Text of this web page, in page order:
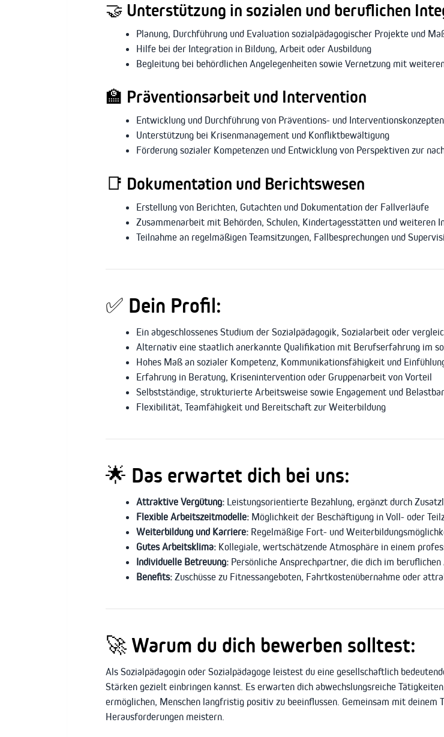
🤝 Unterstützung in sozialen und beruflichen
Planung, Durchführung und Evaluation sozialpädagogischer Projekte und
Hilfe bei der Integration in Bildung, Arbeit oder Ausbildung
Begleitung bei behördlichen Angelegenheiten sowie Vernetzung mit
🏫 Präventionsarbeit und Intervention
Entwicklung und Durchführung von Präventions- und Interventionskonzepten
Unterstützung bei Krisenmanagement und Konfliktbewältigung
Förderung sozialer Kompetenzen und Entwicklung von Perspektiven zur
📑 Dokumentation und Berichtswesen
Erstellung von Berichten, Gutachten und Dokumentation der Fallverläufe
Zusammenarbeit mit Behörden, Schulen, Kindertagesstätten und weiteren
Teilnahme an regelmäßigen Teamsitzungen, Fallbesprechungen und
✅ Dein Profil:
Ein abgeschlossenes Studium der Sozialpädagogik, Sozialarbeit oder
Alternativ eine staatlich anerkannte Qualifikation mit Berufserfahrung im
Hohes Maß an sozialer Kompetenz, Kommunikationsfähigkeit und
Erfahrung in Beratung, Krisenintervention oder Gruppenarbeit von Vorteil
Selbstständige, strukturierte Arbeitsweise sowie Engagement und
Flexibilität, Teamfähigkeit und Bereitschaft zur Weiterbildung
🌟 Das erwartet dich bei uns:
Attraktive Vergütung: Leistungsorientierte Bezahlung, ergänzt durch
Flexible Arbeitszeitmodelle: Möglichkeit der Beschäftigung in Voll- oder
Weiterbildung und Karriere: Regelmäßige Fort- und
Gutes Arbeitsklima: Kollegiale, wertschätzende Atmosphäre in einem
Individuelle Betreuung: Persönliche Ansprechpartner, die dich im
Benefits: Zuschüsse zu Fitnessangeboten, Fahrtkostenübernahme oder
🚀 Warum du dich bewerben solltest:
Als Sozialpädagogin oder Sozialpädagoge leistest du eine gesellschaftlich
Stärken gezielt einbringen kannst. Es erwarten dich abwechslungsreiche
ermöglichen, Menschen langfristig positiv zu beeinflussen. Gemeinsam mit deinem
Herausforderungen meistern.